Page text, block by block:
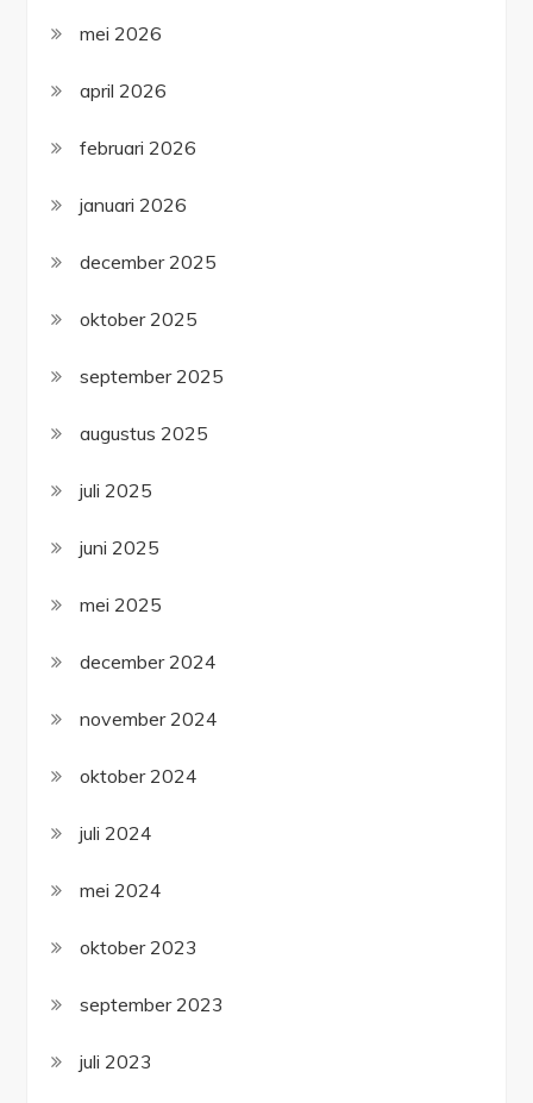
mei 2026
april 2026
februari 2026
januari 2026
december 2025
oktober 2025
september 2025
augustus 2025
juli 2025
juni 2025
mei 2025
december 2024
november 2024
oktober 2024
juli 2024
mei 2024
oktober 2023
september 2023
juli 2023